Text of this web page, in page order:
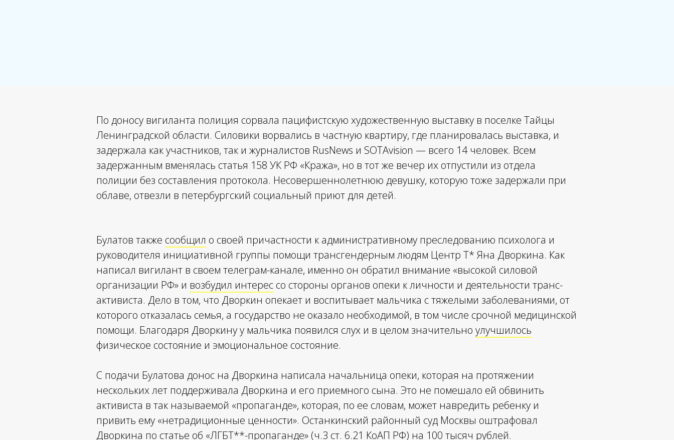
По доносу вигиланта полиция сорвала пацифистскую художественную выставку в поселке Тайцы
Ленинградской области. Силовики ворвались в частную квартиру, где планировалась выставка, и
задержала как участников, так и журналистов RusNews и SOTAvision — всего 14 человек. Всем
задержанным вменялась статья 158 УК РФ «Кража», но в тот же вечер их отпустили из отдела
полиции без составления протокола. Несовершеннолетнюю девушку, которую тоже задержали при
облаве, отвезли в петербургский социальный приют для детей.
Булатов также сообщил о своей причастности к административному преследованию психолога и
руководителя инициативной группы помощи трансгендерным людям Центр Т* Яна Дворкина. Как
написал вигилант в своем телеграм-канале, именно он обратил внимание «высокой силовой
организации РФ» и возбудил интерес со стороны органов опеки к личности и деятельности транс-
активиста. Дело в том, что Дворкин опекает и воспитывает мальчика с тяжелыми заболеваниями, от
которого отказалась семья, а государство не оказало необходимой, в том числе срочной медицинской
помощи. Благодаря Дворкину у мальчика появился слух и в целом значительно улучшилось
физическое состояние и эмоциональное состояние.
С подачи Булатова донос на Дворкина написала начальница опеки, которая на протяжении
нескольких лет поддерживала Дворкина и его приемного сына. Это не помешало ей обвинить
активиста в так называемой «пропаганде», которая, по ее словам, может навредить ребенку и
привить ему «нетрадиционные ценности». Останкинский районный суд Москвы оштрафовал
Дворкина по статье об «ЛГБТ**-пропаганде» (ч.3 ст. 6.21 КоАП РФ) на 100 тысяч рублей.